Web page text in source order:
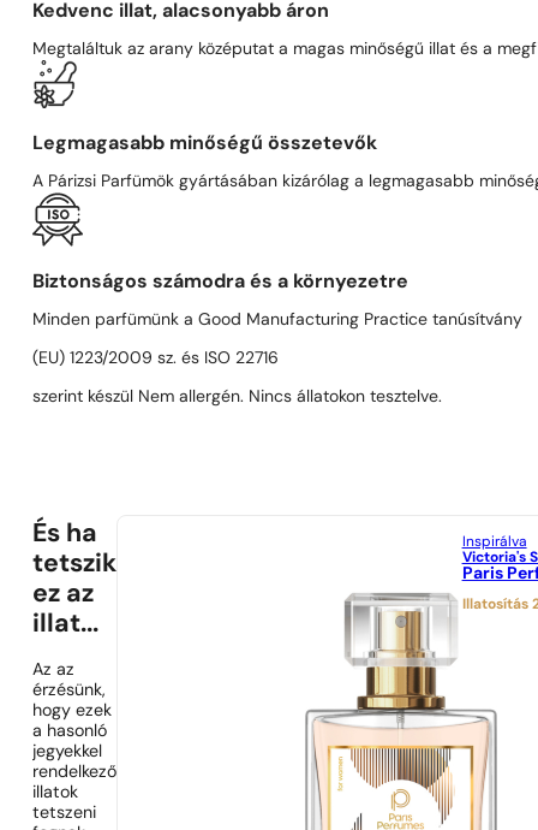
Kedvenc illat, alacsonyabb áron
Megtaláltuk az arany középutat a magas minőségű illat és a
Legmagasabb minőségű összetevők
A Párizsi Parfümök gyártásában kizárólag a legmagasabb
Biztonságos számodra és a környezetre
Minden parfümünk a Good Manufacturing Practice tanúsítvány
(EU) 1223/2009 sz. és ISO 22716
szerint készül Nem allergén. Nincs állatokon tesztelve.
És ha
tetszik
ez az
illat...
Az az
érzésünk,
hogy ezek
a hasonló
jegyekkel
rendelkező
illatok
tetszeni
Inspirálva
Victoria's
Paris
Illatosítás